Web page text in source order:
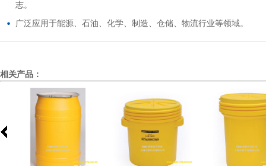
志。
广泛应用于能源、石油、化学、制造、仓储、物流行业等领域。
相关产品：